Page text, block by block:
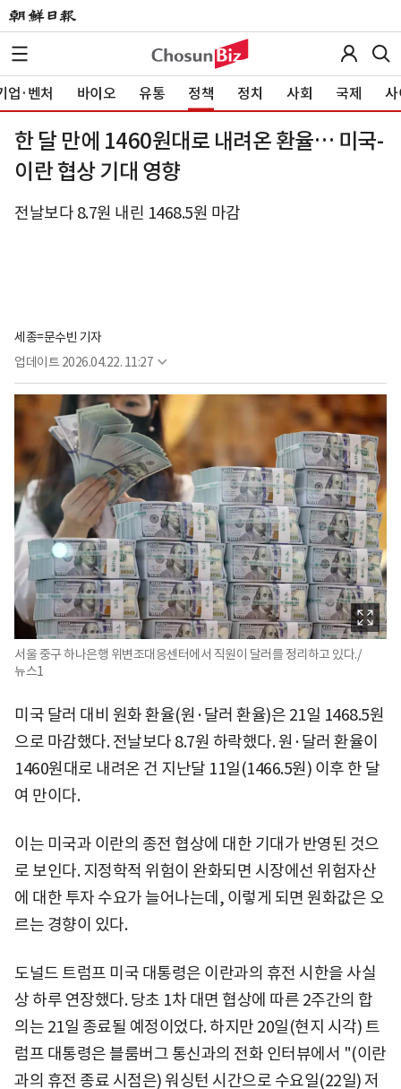
업·벤처 바이오 유통 정책 정치 사회 국제 사
한 달 만에 1460원대로 내려온 환율… 미국-
이란 협상 기대 영향
전날보다 8.7원 내린 1468.5원 마감
세종=문수빈 기자
업데이트 2026.04.22. 11:27
서울 중구 하나은행 위변조대응센터에서 직원이 달러를 정리하고 있다./
뉴스1
미국 달러 대비 원화 환율(원·달러 환율)은 21일 1468.5원
으로 마감했다. 전날보다 8.7원 하락했다. 원·달러 환율이
1460원대로 내려온 건 지난달 11일(1466.5원) 이후 한 달
여 만이다.
이는 미국과 이란의 종전 협상에 대한 기대가 반영된 것으
로 보인다. 지정학적 위험이 완화되면 시장에선 위험자산
에 대한 투자 수요가 늘어나는데, 이렇게 되면 원화값은 오
르는 경향이 있다.
도널드 트럼프 미국 대통령은 이란과의 휴전 시한을 사실
상 하루 연장했다. 당초 1차 대면 협상에 따른 2주간의 합
의는 21일 종료될 예정이었다. 하지만 20일(현지 시각) 트
럼프 대통령은 블룸버그 통신과의 전화 인터뷰에서 "(이란
과의 휴전 종료 시점은) 워싱턴 시간으로 수요일(22일) 저